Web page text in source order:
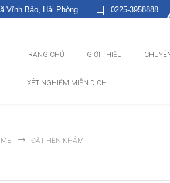
Vĩnh Bảo, Hải Phòng 0225-3958888
TRANG CHỦ GIỚI THIỆU
XÉT NGHIỆM MIỄN DỊCH
ĐẶT HẸN KHÁM